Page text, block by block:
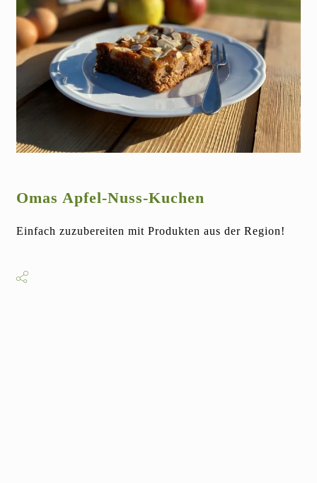
Omas Apfel-Nuss-Kuchen
Einfach zuzubereiten mit Produkten aus der Region!